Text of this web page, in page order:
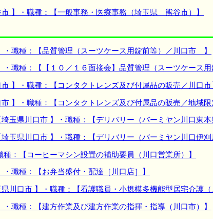
】・職種：【一般事務・医療事務（埼玉県 熊谷市）】
職種：【品質管理（スーツケース用錠前等）／川口市 】
職種：【【１０／１６面接会】品質管理（スーツケース
】・職種：【コンタクトレンズ及び付属品の販売／川口市
・職種：【コンタクトレンズ及び付属品の販売／地域限
県川口市 】・職種：【デリバリー（バーミヤン川口東本
県川口市 】・職種：【デリバリー（バーミヤン川口伊刈
：【コーヒーマシン設置の補助要員（川口営業所）】
職種：【お弁当盛付・配達［川口店］】
口市 】・職種：【看護職員・小規模多機能型居宅介護（
職種：【建方作業及び建方作業の指揮・指導（川口市）】